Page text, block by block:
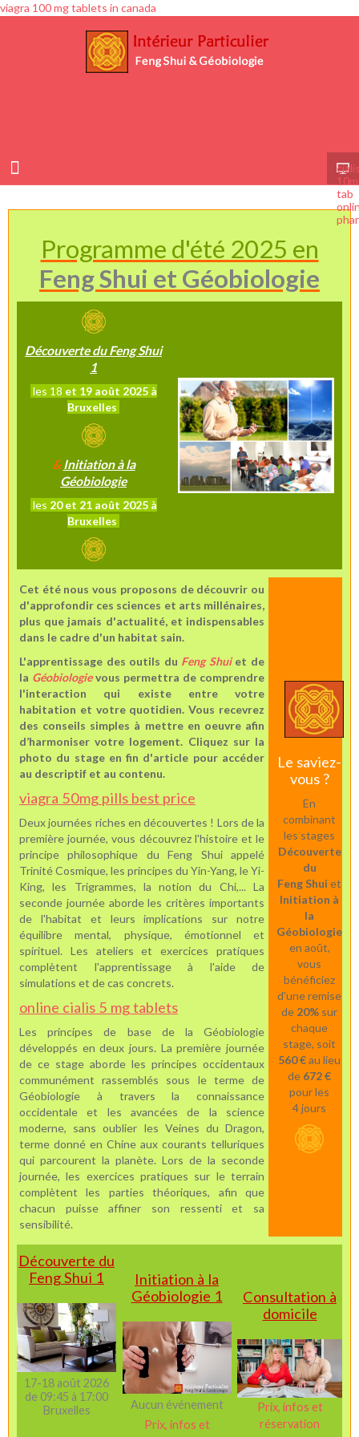
viagra 100 mg tablets in canada
tab
Programme d'été 2025 en
Feng Shui et Géobiologie
Découverte du Feng Shui
1
les 18 et 19 août 2025 à
Bruxelles
& Initiation à la
Géobiologie
les 20 et 21 août 2025 à
Bruxelles
Cet été nous vous proposons de découvrir ou
d'approfondir ces sciences et arts millénaires,
plus que jamais d'actualité, et indispensables
dans le cadre d'un habitat sain.
L'apprentissage des outils du Feng Shuiet de
la Géobiologievous permettra de comprendre
l'interaction qui existe entre votre
habitation et votre quotidien. Vous recevrez
des conseils simples à mettre en oeuvre afin
d’harmoniser votre logement. Cliquez sur la
photo du stage en fin d'article pour accéder
au descriptif et au contenu.
viagra 50mg pills best price
Deux journées riches en découvertes ! Lors de la
première journée, vous découvrez l'histoire et le
principe philosophique du Feng Shui appelé
Trinité Cosmique, les principes du Yin-Yang, le Yi-
King, les Trigrammes, la notion du Chi,... La
seconde journée aborde les critères importants
de l'habitat et leurs implications sur notre
équilibre mental, physique, émotionnel et
spirituel. Les ateliers et exercices pratiques
complètent l'apprentissage à l'aide de
simulations et de cas concrets.
online cialis 5 mg tablets
Les principes de base de la Géobiologie
développés en deux jours. La première journée
de ce stage aborde les principes occidentaux
communément rassemblés sous le terme de
Géobiologie à travers la connaissance
occidentale et les avancées de la science
moderne, sans oublier les Veines du Dragon,
terme donné en Chine aux courants telluriques
qui parcourent la planète. Lors de la seconde
journée, les exercices pratiques sur le terrain
complètent les parties théoriques, afin que
chacun puisse affiner son ressenti et sa
sensibilité.
Le saviez-
vous ?
En
combinant
les stages
Découverte
du
Feng Shui et
Initiation à
la
Géobiologie
en août,
vous
bénéficiez
d'une remise
de 20% sur
chaque
stage, soit
560 €au lieu
de 672€
pour les
4 jours
Découverte du
Feng Shui 1
17-18 août 2026
de 09:45 à 17:00
Bruxelles
Initiation à la
Géobiologie 1
Aucun événement
Prix, infos et
Consultation à
domicile
Prix, infos et
réservation